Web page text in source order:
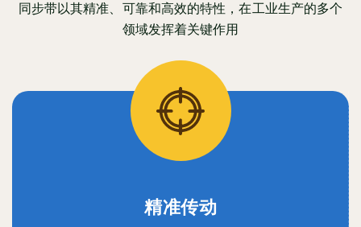
同步带以其精准、可靠和高效的特性，在工业生产的多个
领域发挥着关键作用
精准传动